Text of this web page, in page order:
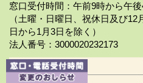
窓口受付時間：午前9時から午
（土曜・日曜日、祝休日及び12
日から1月3日を除く）
法人番号：3000020232173
市役所案内